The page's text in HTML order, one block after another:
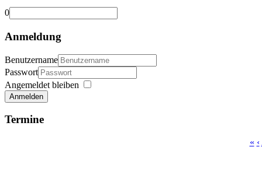
0
Anmeldung
Benutzername
Passwort
Angemeldet bleiben
Anmelden
Termine
« ‹